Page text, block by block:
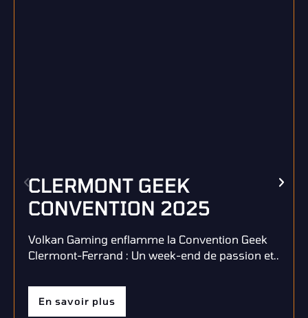
CLERMONT GEEK
CONVENTION 2025
Volkan Gaming enflamme la Convention Geek
Clermont-Ferrand : Un week-end de passion et..
En savoir plus